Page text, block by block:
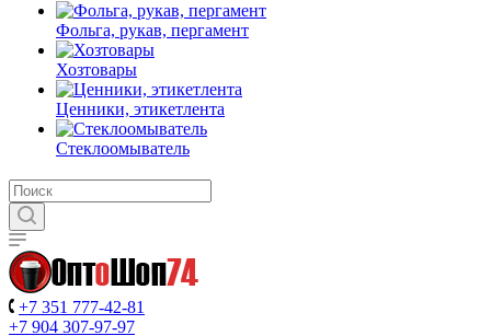
Фольга, рукав, пергамент
Хозтовары
Ценники, этикетлента
Стеклоомыватель
+7 351 777-42-81
+7 904 307-97-97